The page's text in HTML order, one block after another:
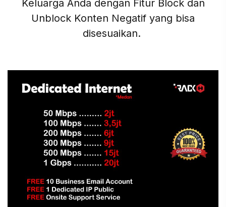
Keluarga Anda dengan Fitur Block dan
Unblock Konten Negatif yang bisa
disesuaikan.